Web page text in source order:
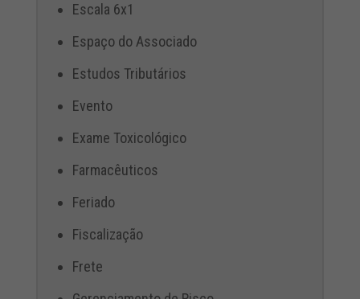
Escala 6x1
Espaço do Associado
Estudos Tributários
Evento
Exame Toxicológico
Farmacêuticos
Feriado
Fiscalização
Frete